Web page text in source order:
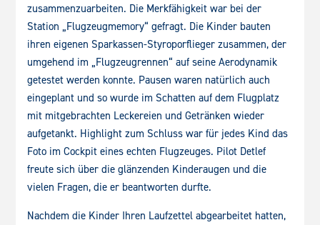
zusammenzuarbeiten. Die Merkfähigkeit war bei der
Station „Flugzeugmemory“ gefragt. Die Kinder bauten
ihren eigenen Sparkassen-Styroporflieger zusammen, der
umgehend im „Flugzeugrennen“ auf seine Aerodynamik
getestet werden konnte. Pausen waren natürlich auch
eingeplant und so wurde im Schatten auf dem Flugplatz
mit mitgebrachten Leckereien und Getränken wieder
aufgetankt. Highlight zum Schluss war für jedes Kind das
Foto im Cockpit eines echten Flugzeuges. Pilot Detlef
freute sich über die glänzenden Kinderaugen und die
vielen Fragen, die er beantworten durfte.
Nachdem die Kinder Ihren Laufzettel abgearbeitet hatten,